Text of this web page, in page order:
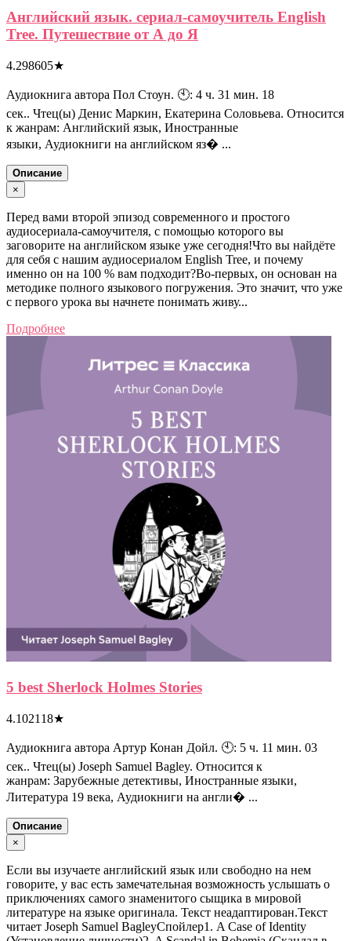
Английский язык. сериал-самоучитель English
Tree. Путешествие от А до Я
4.298605★
Аудиокнига автора Пол Стоун. 🕙: 4 ч. 31 мин. 18
сек.. Чтец(ы) Денис Маркин, Екатерина Соловьева. Относится
к жанрам: Английский язык, Иностранные
языки, Аудиокниги на английском яз� ...
Описание
×
Перед вами второй эпизод современного и простого
аудиосериала-самоучителя, с помощью которого вы
заговорите на английском языке уже сегодня!Что вы найдёте
для себя с нашим аудиосериалом English Tree, и почему
именно он на 100 % вам подходит?Во-первых, он основан на
методике полного языкового погружения. Это значит, что уже
с первого урока вы начнете понимать живу...
Подробнее
5 best Sherlock Holmes Stories
4.102118★
Аудиокнига автора Артур Конан Дойл. 🕙: 5 ч. 11 мин. 03
сек.. Чтец(ы) Joseph Samuel Bagley. Относится к
жанрам: Зарубежные детективы, Иностранные языки,
Литература 19 века, Аудиокниги на англи� ...
Описание
×
Если вы изучаете английский язык или свободно на нем
говорите, у вас есть замечательная возможность услышать о
приключениях самого знаменитого сыщика в мировой
литературе на языке оригинала. Текст неадаптирован.Текст
читает Joseph Samuel BagleyСпойлер1. A Case of Identity